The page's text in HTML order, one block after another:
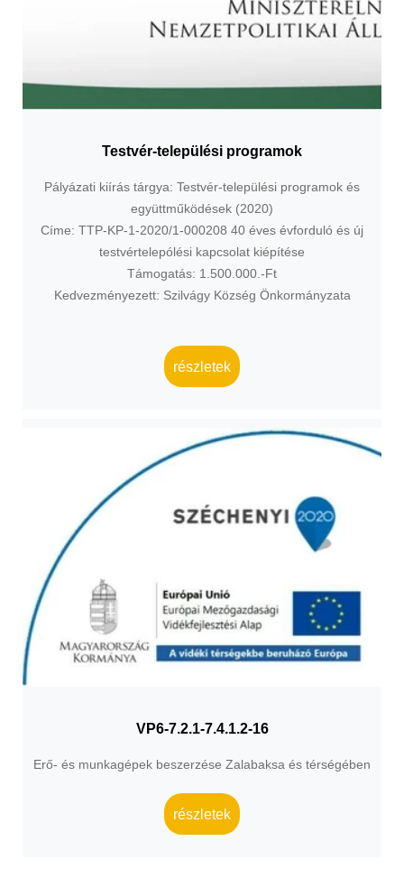
Testvér-települési programok
Pályázati kiírás tárgya: Testvér-települési programok és
együttműködések (2020)
Címe: TTP-KP-1-2020/1-000208 40 éves évforduló és új
testvértelepólési kapcsolat kiépítése
Támogatás: 1.500.000.-Ft
Kedvezményezett: Szilvágy Község Önkormányzata
részletek
VP6-7.2.1-7.4.1.2-16
Erő- és munkagépek beszerzése Zalabaksa és térségében
részletek